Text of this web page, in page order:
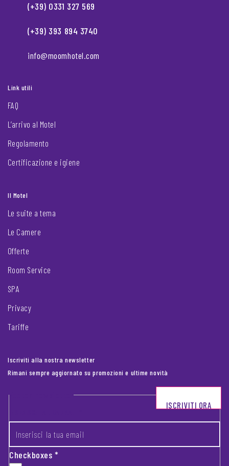
(+39) 0331 327 569
(+39) 393 894 3740
info@moomhotel.com
Link utili
FAQ
L’arrivo al Motel
Regolamento
Certificazione e igiene
Il Motel
Le suite a tema
Le Camere
Offerte
Room Service
SPA
Privacy
Tariffe
Iscriviti alla nostra newsletter
Rimani sempre aggiornato su promozioni e ultime novità
Footer newsletter
Checkboxes*
ISCRIVITI ORA